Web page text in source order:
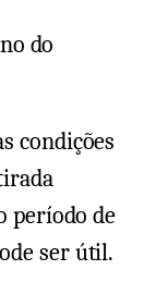
do
condições
período de
ser útil.